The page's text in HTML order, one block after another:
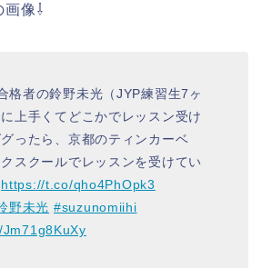
画像⇩
格者の鈴野未光（JYP練習生7ヶ
上手くてどこかでレッスン受け
ったら、京都のティンカーベ
スクールでレッスンを受けてい
https://t.co/qho4PhOpk3
野未光 #suzunomiihi